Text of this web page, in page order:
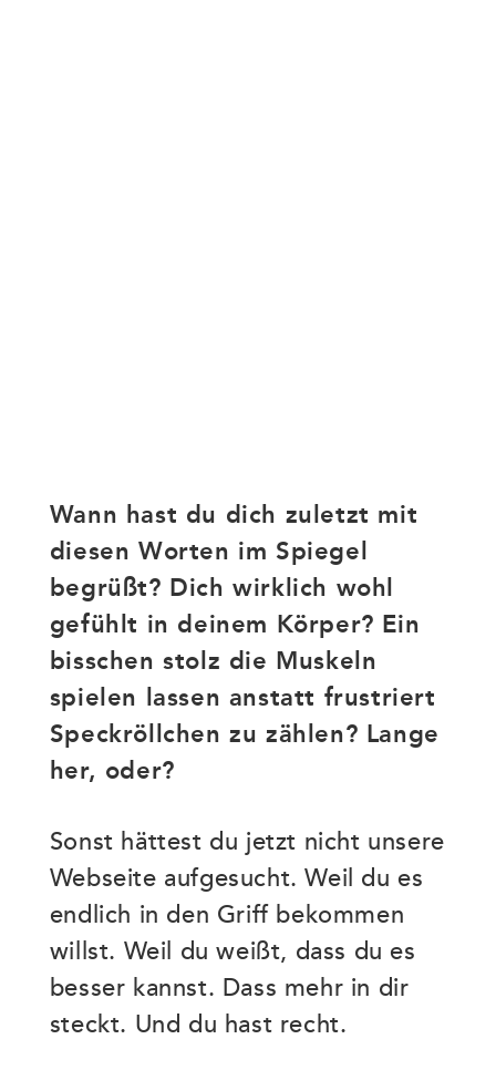
Wann hast du dich zuletzt mit
diesen Worten im Spiegel
begrüßt? Dich wirklich wohl
gefühlt in deinem Körper? Ein
bisschen stolz die Muskeln
spielen lassen anstatt frustriert
Speckröllchen zu zählen? Lange
her, oder?
Sonst hättest du jetzt nicht unsere
Webseite aufgesucht. Weil du es
endlich in den Griff bekommen
willst. Weil du weißt, dass du es
besser kannst. Dass mehr in dir
steckt. Und du hast recht.